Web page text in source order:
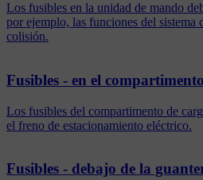
Los fusibles en la unidad de mando
por ejemplo, las funciones del sistema
colisión.
Fusibles - en el
Los fusibles del compartimento de
el freno de estacionamiento eléctrico.
Fusibles - debajo de la